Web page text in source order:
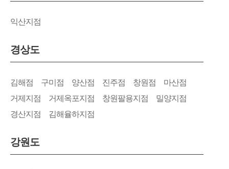
익산지점
경상도
김해점 구미점 양산점 진주점 창원점
마산점
거제지점
거제옥포지점 창원팔용지점
밀양지점
경산지점
김해율하지점
강원도